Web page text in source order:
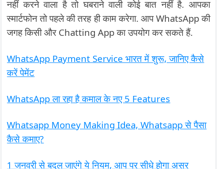
नहीं करने वाला है तो घबराने वाली कोई बात नहीं है. आपका
स्मार्टफोन तो पहले की तरह ही काम करेगा. आप WhatsApp की
जगह किसी और Chatting App का उपयोग कर सकते हैं.
WhatsApp Payment Service भारत में शुरू, जानिए कैसे
करें पेमेंट
WhatsApp ला रहा है कमाल के नए 5 Features
Whatsapp Money Making Idea, Whatsapp से पैसा
कैसे कमाए?
1 जनवरी से बदल जाएंगे ये नियम, आप पर सीधे होगा असर